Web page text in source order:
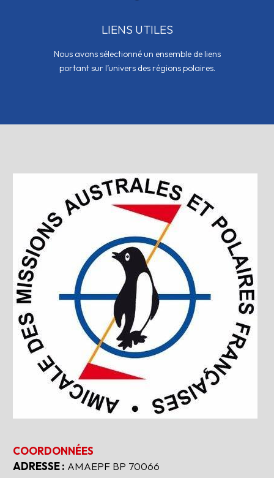
LIENS UTILES
Nous avons sélectionné un ensemble de liens
portant sur l’univers des régions polaires.
COORDONNÉES
ADRESSE : AMAEPF BP 70066